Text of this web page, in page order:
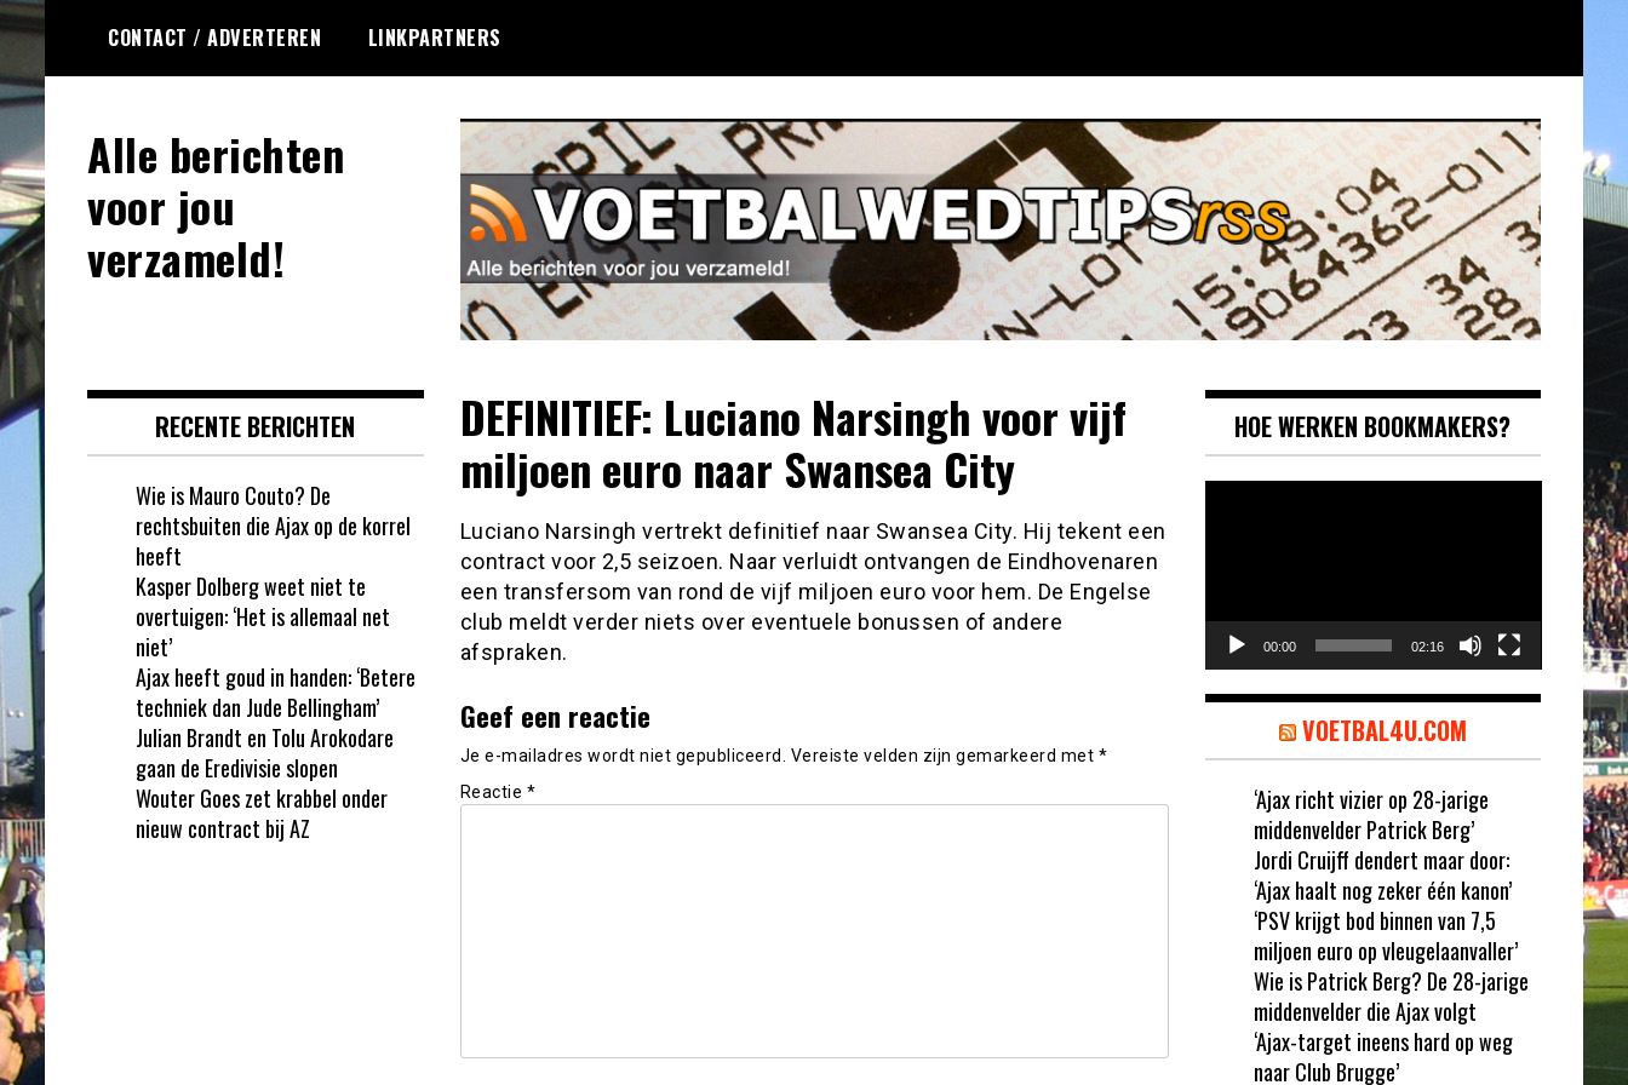
Ga
naar
de
inhoud
CONTACT / ADVERTEREN LINKPARTNERS
Alle berichten
voor jou
verzameld!
DEFINITIEF: Luciano Narsingh voor vijf
miljoen euro naar Swansea City
Luciano Narsingh vertrekt definitief naar Swansea City. Hij tekent een
contract voor 2,5 seizoen. Naar verluidt ontvangen de Eindhovenaren
een transfersom van rond de vijf miljoen euro voor hem. De Engelse
club meldt verder niets over eventuele bonussen of andere
afspraken.
Geef een reactie
Je e-mailadres wordt niet gepubliceerd. Vereiste velden zijn gemarkeerd met *
Reactie *
RECENTE BERICHTEN
Wie is Mauro Couto? De
rechtsbuiten die Ajax op de korrel
heeft
Kasper Dolberg weet niet te
overtuigen: ‘Het is allemaal net
niet’
Ajax heeft goud in handen: ‘Betere
techniek dan Jude Bellingham’
Julian Brandt en Tolu Arokodare
gaan de Eredivisie slopen
Wouter Goes zet krabbel onder
nieuw contract bij AZ
HOE WERKEN BOOKMAKERS?
00:00 02:16
VOETBAL4U.COM
‘Ajax richt vizier op 28-jarige
middenvelder Patrick Berg’
Jordi Cruijff dendert maar door:
‘Ajax haalt nog zeker één kanon’
‘PSV krijgt bod binnen van 7,5
miljoen euro op vleugelaanvaller’
Wie is Patrick Berg? De 28-jarige
middenvelder die Ajax volgt
‘Ajax-target ineens hard op weg
naar Club Brugge’